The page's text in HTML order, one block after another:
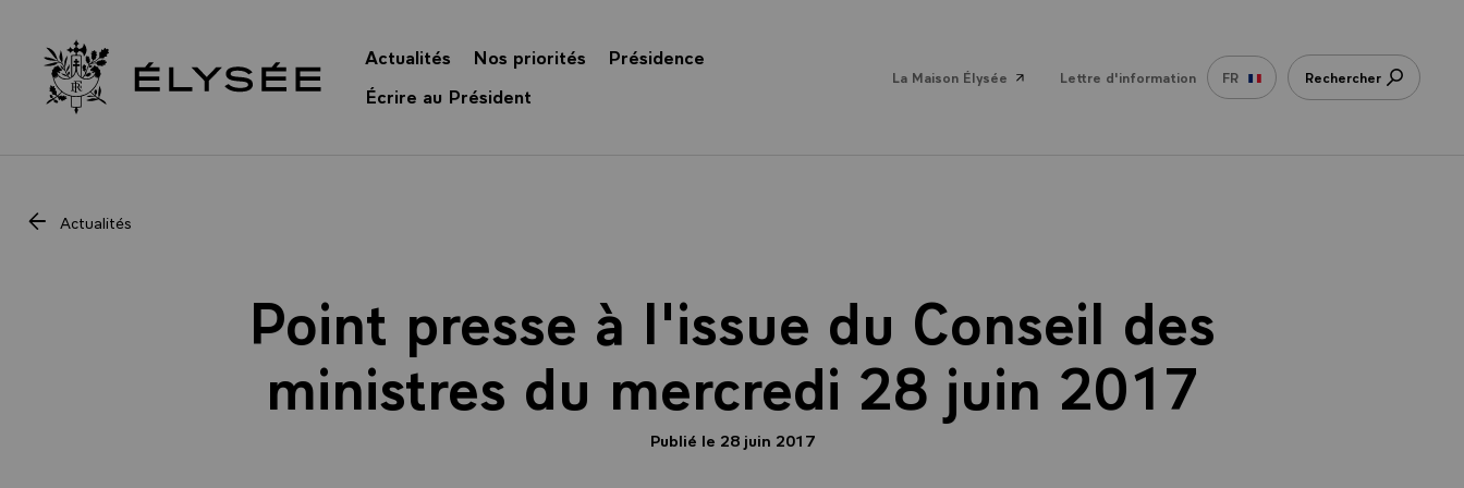
Retour à l’accueil Élysée
Actualités Nos priorités
Présidence
Écrire au Président
La Maison Élysée Lettre d'information FR Rechercher
Actualités
Point presse à l'issue du Conseil des
ministres du mercredi 28 juin 2017
Publié le 28 juin 2017